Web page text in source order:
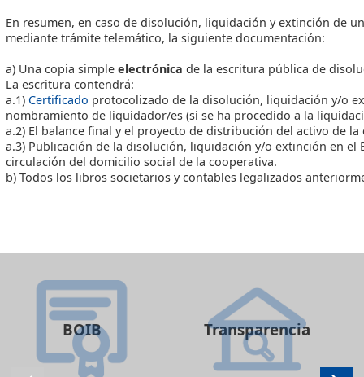
En resumen, en caso de disolución, liquidación y extinción de
mediante trámite telemático, la siguiente documentación:
a) Una copia simpleelectrónica de la escritura pública de
La escritura contendrá:
a.1) Certificado protocolizado de la disolución, liquidación y/o
nombramiento de liquidador/es (si se ha procedido a la
a.2) El balance final y el proyecto de distribución del activo de la
a.3) Publicación de la disolución, liquidación y/o extinción en el
circulación del domicilio social de la cooperativa.
b) Todos los libros societarios y contables legalizados
BOIB Transparencia